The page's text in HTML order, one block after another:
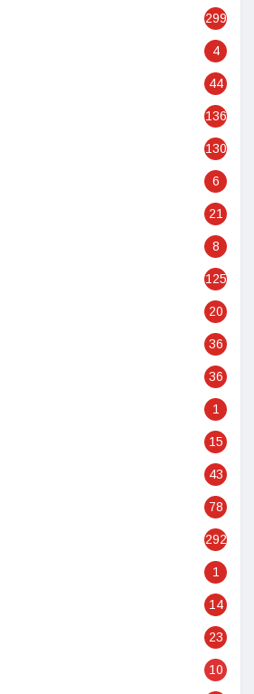
299
4
44
136
130
6
21
8
125
20
36
36
1
15
43
78
292
1
14
23
10